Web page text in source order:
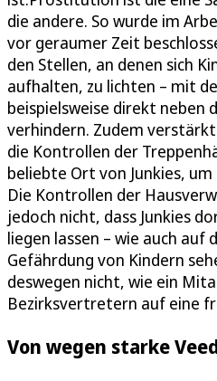
die andere. So wurde im
vor geraumer Zeit
den Stellen, an denen sich
aufhalten, zu lichten – mit
beispielsweise direkt neben
verhindern. Zudem
die Kontrollen der
beliebte Ort von Junkies,
Die Kontrollen der
jedoch nicht, dass Junkies
liegen lassen – wie auch auf
Gefährdung von Kindern
deswegen nicht, wie ein
Bezirksvertretern auf eine
Von wegen starke